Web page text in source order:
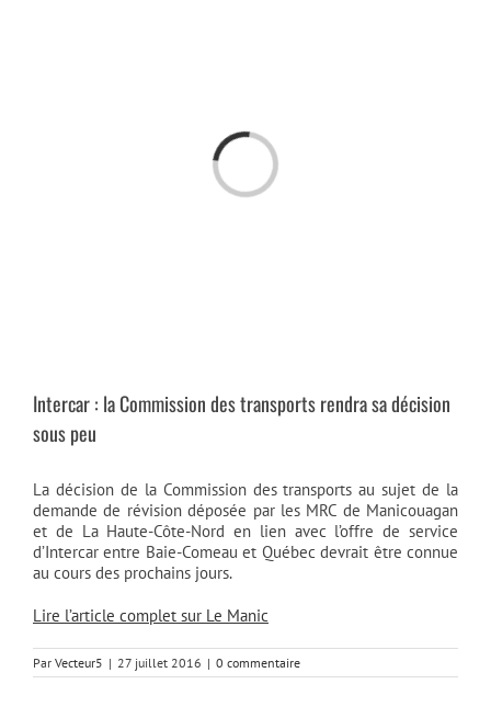
Chargement…
Intercar : la Commission des transports rendra sa décision
sous peu
La décision de la Commission des transports au sujet de la
demande de révision déposée par les MRC de Manicouagan
et de La Haute-Côte-Nord en lien avec l’offre de service
d’Intercar entre Baie-Comeau et Québec devrait être connue
au cours des prochains jours.
Lire l’article complet sur Le Manic
Par Vecteur5 | 27 juillet 2016 | 0 commentaire